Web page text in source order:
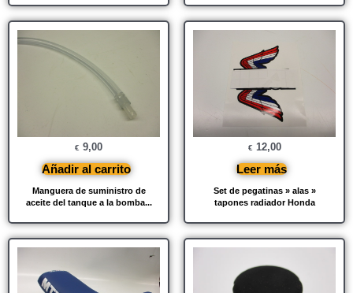
Manguera de suministro de
aceite del tanque a la bomba...
€ 9,00
Añadir al carrito
Set de pegatinas » alas »
tapones radiador Honda
€ 12,00
Leer más